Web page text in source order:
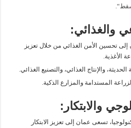
“.
تحسين الأمن الغذائي من خلال تعزيز
الأغذية.
الحديثة، والإنتاج الغذائي، والتصنيع الغذائي.
المستدامة والمزارع الذكية.
تسعى عمان إلى تعزيز الابتكار